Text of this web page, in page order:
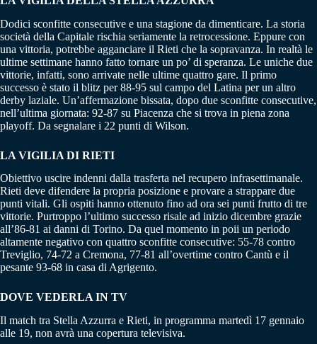
Dodici sconfitte consecutive e una stagione da dimenticare. La storia
società della Capitale rischia seriamente la retrocessione. Eppure con
una vittoria, potrebbe agganciare il Rieti che la sopravanza. In realtà le
ultime settimane hanno fatto tornare un po’ di speranza. Le uniche due
vittorie, infatti, sono arrivate nelle ultime quattro gare. Il primo
successo è stato il blitz per 88-95 sul campo del Latina per un altro
derby laziale. Un’affermazione bissata, dopo due sconfitte consecutive,
nell’ultima giornata: 92-87 su Piacenza che si trova in piena zona
playoff. Da segnalare i 22 punti di Wilson.
LA VIGILIA DI RIETI
Obiettivo uscire indenni dalla trasferta nel recupero infrasettimanale.
Rieti deve difendere la propria posizione e provare a strappare due
punti vitali. Gli ospiti hanno ottenuto fino ad ora sei punti frutto di tre
vittorie. Purtroppo l’ultimo successo risale ad inizio dicembre grazie
all’86-81 ai danni di Torino. Da quel momento in poii un periodo
altamente negativo con quattro sconfitte consecutive: 55-78 contro
Treviglio, 74-72 a Cremona, 77-81 all’overtime contro Cantù e il
pesante 93-68 in casa di Agrigento.
DOVE VEDERLA IN TV
Il match tra Stella Azzurra e Rieti, in programma martedì 17 gennaio
alle 19, non avrà una copertura televisiva.